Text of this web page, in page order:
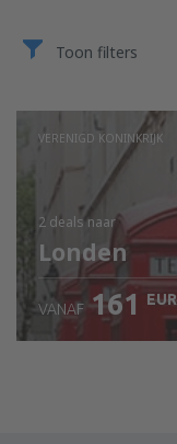
Toon filters
VERENIGD KONINKRIJK
2 deals naar
Londen
VANAF 161 EUR